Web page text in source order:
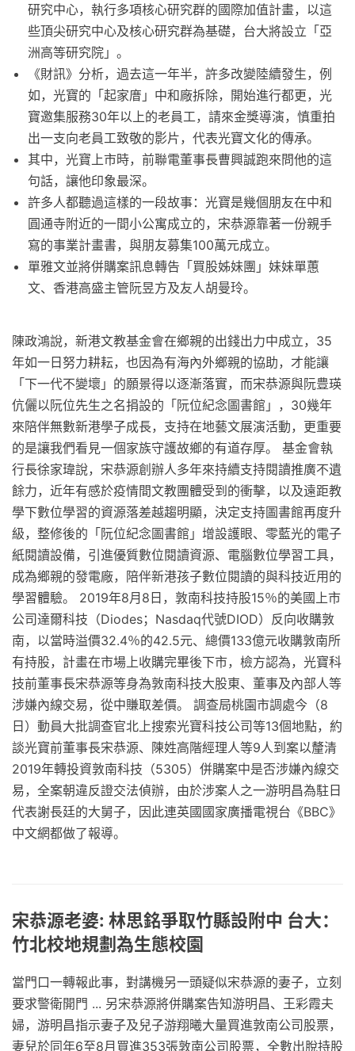
研究中心，執行多項核心研究群的國際加值計畫，以這
些頂尖研究中心及核心研究群為基礎，台大將設立「亞
洲高等研究院」。
《財訊》分析，過去這一年半，許多改變陸續發生，例
如，光寶的「起家庴」中和廠拆除，開始進行都更，光
寶邀集服務30年以上的老員工，請來金獎導演，慎重拍
出一支向老員工致敬的影片，代表光寶文化的傳承。
其中，光寶上市時，前聯電董事長曹興誠跑來問他的這
句話，讓他印象最深。
許多人都聽過這樣的一段故事：光寶是幾個朋友在中和
圓通寺附近的一間小公寓成立的，宋恭源靠著一份親手
寫的事業計畫書，與朋友募集100萬元成立。
單雅文並將併購案訊息轉告「買股姊妹團」妹妹單蕙
文、香港高盛主管阮昱方及友人胡曼玲。
陳政鴻說，新港文教基金會在鄉親的出錢出力中成立，35
年如一日努力耕耘，也因為有海內外鄉親的協助，才能讓
「下一代不變壞」的願景得以逐漸落實，而宋恭源與阮豊瑛
伉儷以阮位先生之名捐設的「阮位紀念圖書館」，30幾年
來陪伴無數新港學子成長，支持在地藝文展演活動，更重要
的是讓我們看見一個家族守護故鄉的有道存厚。 基金會執
行長徐家瑋說，宋恭源創辦人多年來持續支持閱讀推廣不遺
餘力，近年有感於疫情間文教團體受到的衝擊，以及遠距教
學下數位學習的資源落差越趨明顯，決定支持圖書館再度升
級，整修後的「阮位紀念圖書館」增設護眼、零藍光的電子
紙閱讀設備，引進優質數位閱讀資源、電腦數位學習工具，
成為鄉親的發電廠，陪伴新港孩子數位閱讀的與科技近用的
學習體驗。 2019年8月8日，敦南科技持股15％的美國上市
公司達爾科技（Diodes；Nasdaq代號DIOD）反向收購敦
南，以當時溢價32.4％的42.5元、總價133億元收購敦南所
有持股，計畫在市場上收購完畢後下市，檢方認為，光寶科
技前董事長宋恭源等身為敦南科技大股東、董事及內部人等
涉嫌內線交易，從中賺取差價。 調查局桃園市調處今（8
日）動員大批調查官北上搜索光寶科技公司等13個地點，約
談光寶前董事長宋恭源、陳姓高階經理人等9人到案以釐清
2019年轉投資敦南科技（5305）併購案中是否涉嫌內線交
易，全案朝違反證交法偵辦，由於涉案人之一游明昌為駐日
代表謝長廷的大舅子，因此連英國國家廣播電視台《BBC》
中文網都做了報導。
宋恭源老婆: 林思銘爭取竹縣設附中 台大：
竹北校地規劃為生態校園
當門口一轉報此事，對講機另一頭疑似宋恭源的妻子，立刻
要求警衛開門 ... 另宋恭源將併購案告知游明昌、王彩霞夫
婦，游明昌指示妻子及兒子游翔曦大量買進敦南公司股票，
妻兒於同年6至8月買進353張敦南公司股票，全數出脫持股